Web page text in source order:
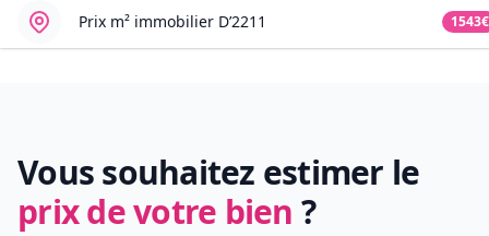
Prix m² immobilier D’2211 1543€
Vous souhaitez estimer le
prix de votre bien ?